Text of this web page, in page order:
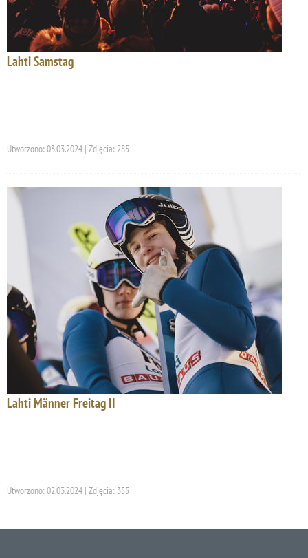
Lahti Samstag
Utworzono: 03.03.2024 | Zdjęcia: 285
Lahti Männer Freitag II
Utworzono: 02.03.2024 | Zdjęcia: 355